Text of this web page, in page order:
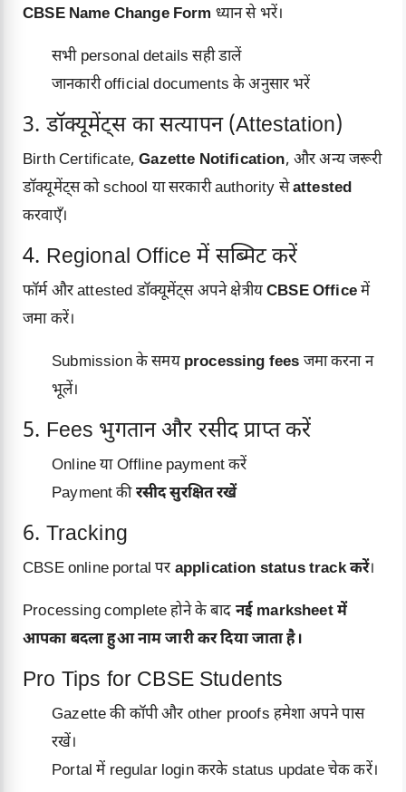
CBSE Name Change Form ध्यान से भरें।
सभी personal details सही डालें
जानकारी official documents के अनुसार भरें
3. डॉक्यूमेंट्स का सत्यापन (Attestation)
Birth Certificate,Gazette Notification, और अन्य जरूरी
डॉक्यूमेंट्स को school या सरकारी authority सेattested
करवाएँ।
4. Regional Office में सब्मिट करें
फॉर्म और attested डॉक्यूमेंट्स अपने क्षेत्रीयCBSE Officeमें
जमा करें।
Submission के समय processing fees जमा करना न
भूलें।
5. Fees भुगतान और रसीद प्राप्त करें
Online या Offline payment करें
Payment कीरसीद सुरक्षित रखें
6. Tracking
CBSE online portal परapplication status track करें।
Processing complete होने के बाद नई marksheet में
आपका बदला हुआ नाम जारी कर दिया जाता है।
Pro Tips for CBSE Students
Gazette की कॉपी और other proofs हमेशा अपने पास
रखें।
Portal में regular login करके status update चेक करें।